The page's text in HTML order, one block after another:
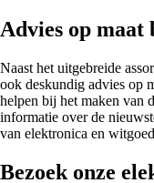
Advies op
Naast het uitgebreide
ook deskundig advies op
helpen bij het maken van
informatie over de
van elektronica en
Bezoek onze